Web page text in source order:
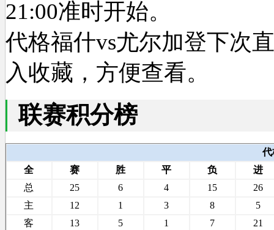
21:00准时开始。
代格福什vs尤尔加登下次
入收藏，方便查看。
联赛积分榜
全
赛 胜 平 负
进
总
25 6 4 15
26
主
12 1 3 8
5
客
13 5 1 7
21